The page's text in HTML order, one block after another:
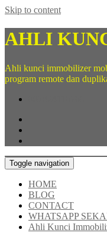
Skip to content
AHLI
Ahli kunci immobilizer
program remote dan
Toggle navigation
HOME
BLOG
CONTACT
WHATSAPP
Ahli Kunci